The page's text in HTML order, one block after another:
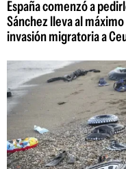
España comenzó a
Sánchez lleva al
invasión migratoria a